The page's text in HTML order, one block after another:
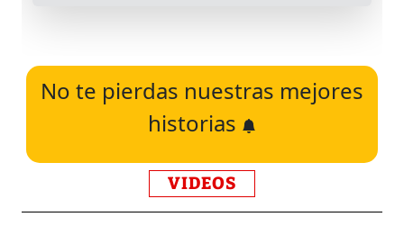
No te pierdas nuestras mejores
historias
VIDEOS